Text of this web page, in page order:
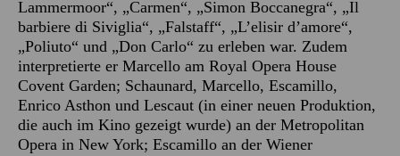
Lammermoor“, „Carmen“, „Simon Boccanegra“, „Il
barbiere di Siviglia“, „Falstaff“, „L’elisir d’amore“,
„Poliuto“ und „Don Carlo“ zu erleben war. Zudem
interpretierte er Marcello am Royal Opera House
Covent Garden; Schaunard, Marcello, Escamillo,
Enrico Asthon und Lescaut (in einer neuen Produktion,
die auch im Kino gezeigt wurde) an der Metropolitan
Opera in New York; Escamillo an der Wiener